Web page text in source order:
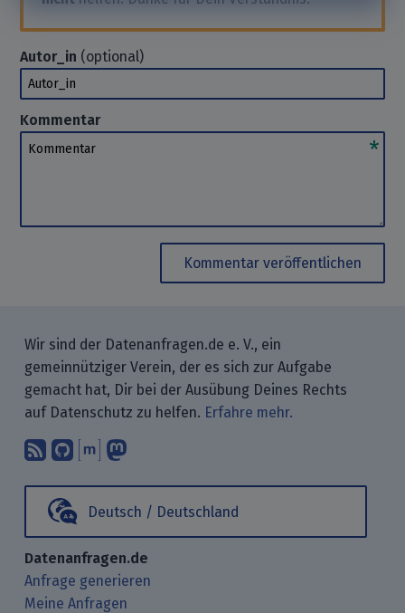
Autor_in (optional)
Autor_in
Kommentar
Kommentar
Kommentar veröffentlichen
Wir sind der Datenanfragen.de e. V., ein
gemeinnütziger Verein, der es sich zur Aufgabe
gemacht hat, Dir bei der Ausübung Deines Rechts
auf Datenschutz zu helfen. Erfahre mehr.
Abonniere unsere Blogbeiträge mit
Finde uns bei GitHub.
Unterhalte Dich mit uns über
Deutsch / Deutschland
Datenanfragen.de
Anfrage generieren
Meine Anfragen